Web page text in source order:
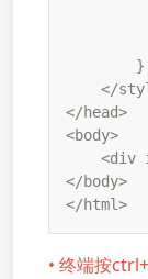
        }
</
</head>
<body>
<div
</body>
</html>
• 终端按